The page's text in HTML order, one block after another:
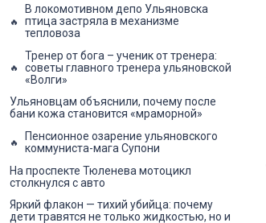
В локомотивном депо Ульяновска
птица застряла в механизме
тепловоза
Тренер от бога – ученик от тренера:
советы главного тренера ульяновской
«Волги»
Ульяновцам объяснили, почему после
бани кожа становится «мраморной»
Пенсионное озарение ульяновского
коммуниста-мага Супони
На проспекте Тюленева мотоцикл
столкнулся с авто
Яркий флакон — тихий убийца: почему
дети травятся не только жидкостью, но и